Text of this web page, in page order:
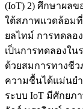
(IoT) 2) ศึกษาผลข
ใต้สภาพแวดล้อมที่
ยลไทม์ การทดลอ
เป็นการทดลองใน
ด้วยสมการทางชี
ความชื้นได้แม่นย
ระบบ IoT มีศักยภ